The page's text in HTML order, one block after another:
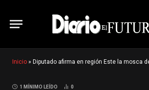
Inicio » Diputado afirma en región Este la mosca del
1 MÍNIMO LEÍDO 0